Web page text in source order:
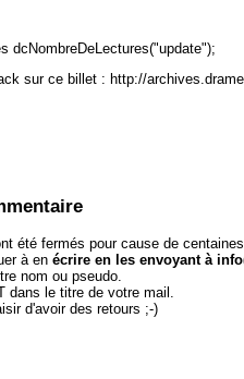
dcNombreDeLectures("update");
sur ce billet : http://
été fermés pour cause de
à en écrire en les envoyant à
nom ou pseudo.
dans le titre de votre mail.
d'avoir des retours ;-)